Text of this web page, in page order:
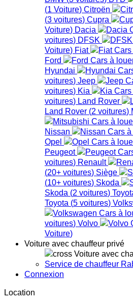
(1 Voiture) Citroën
(3 voitures) Cupra
Voiture) Dacia
voitures) DFSK
Voiture) Fiat
Ford
Hyundai
voitures) Jeep
voitures) Kia
voitures) Land Rover
Land Rover (2 voitures)
Nissan
Opel
Peugeot
voitures) Renault
(20+ voitures) Siège
(10+ voitures) Skoda
Skoda (2 voitures)
Toyota (5 voitures)
voitures) Volvo
Voiture)
Voiture avec chauffeur privé
Voiture avec
Service de chauffeur
Connexion
Location